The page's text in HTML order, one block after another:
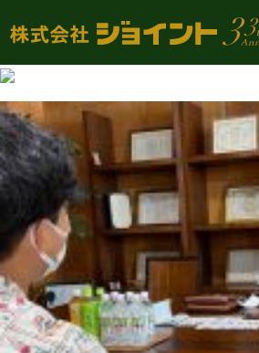
fancybox/fancybox/jquery.fancybox-1.3.8.min.css